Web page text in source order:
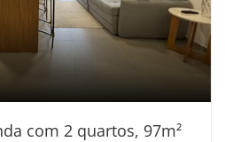
com 2 quartos, 97m²